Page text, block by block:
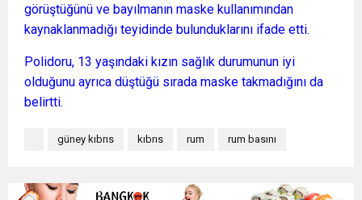
görüştüğünü ve bayılmanın maske kullanımından
kaynaklanmadığı teyidinde bulunduklarını ifade etti.
Polidoru, 13 yaşındaki kızın sağlık durumunun iyi
olduğunu ayrıca düştüğü sırada maske takmadığını da
belirtti.
güney kıbrıs kıbrıs rum rum basını